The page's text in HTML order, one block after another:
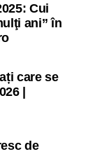
Cui
ani” în
care se
|
de